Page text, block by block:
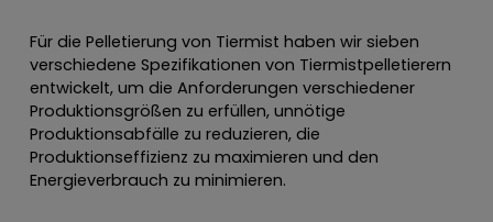
Für die Pelletierung von Tiermist haben wir sieben
verschiedene Spezifikationen von Tiermistpelletierern
entwickelt, um die Anforderungen verschiedener
Produktionsgrößen zu erfüllen, unnötige
Produktionsabfälle zu reduzieren, die
Produktionseffizienz zu maximieren und den
Energieverbrauch zu minimieren.